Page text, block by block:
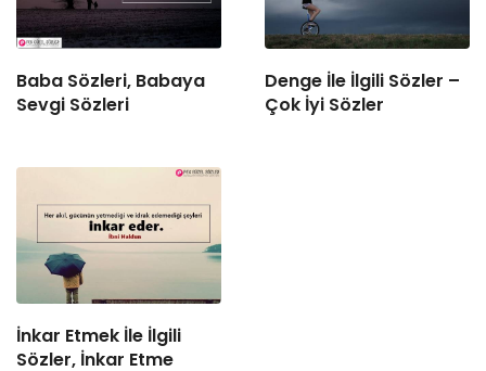
Baba Sözleri, Babaya
Sevgi Sözleri
Denge İle İlgili Sözler –
Çok İyi Sözler
İnkar Etmek İle İlgili
Sözler, İnkar Etme